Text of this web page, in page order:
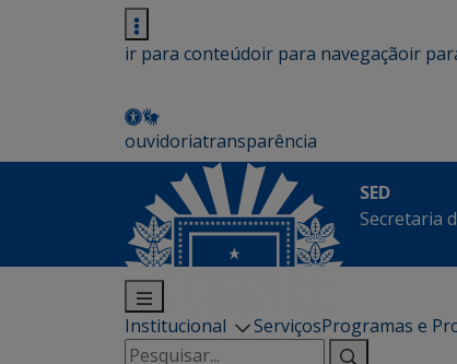
ir para conteúdoir para navegaçãoir
ouvidoriatransparência
SED
Secretaria
Institucional ServiçosProgramas e
Pesquisar